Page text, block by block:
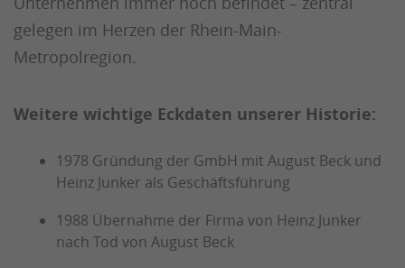
gelegen im Herzen der Rhein-Main-
Metropolregion.
Weitere wichtige Eckdaten unserer Historie:
1978 Gründung der GmbH mit August Beck und
Heinz Junker als Geschäftsführung
1988 Übernahme der Firma von Heinz Junker
nach Tod von August Beck